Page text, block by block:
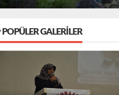
POPÜLER GALERILER